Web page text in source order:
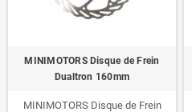
MINIMOTORS Disque de Frein
Dualtron 160mm
MINIMOTORS Disque de Frein